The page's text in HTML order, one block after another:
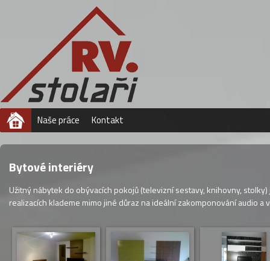
Úvod Naše práce Kontakt
Bytové interiéry
Užitný nábytek do obývacích pokojů (televizní sestavy, knihovny,
realizacích klademe mimo jiné důraz na ideální zakomponování audio